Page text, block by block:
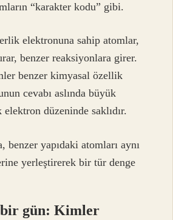
“karakter kodu” gibi.
elektronuna sahip atomlar,
benzer reaksiyonlara girer.
benzer kimyasal özellik
cevabı aslında büyük
düzeninde saklıdır.
benzer yapıdaki atomları aynı
yerleştirerek bir tür denge
bir gün: Kimler